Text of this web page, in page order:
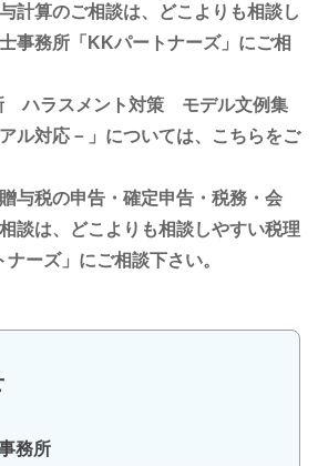
計算のご相談は、どこよりも相談し
事務所「KKパートナーズ」にご相
ハラスメント対策 モデル文例集
ル対応－」については、こちらをご
与税の申告・確定申告・税務・会
談は、どこよりも相談しやすい税理
ーズ」にご相談下さい。
務所